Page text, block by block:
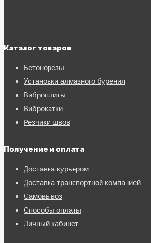
Каталог товаров
Бетонорезы
Установки алмазного бурения
Виброплиты
Виброкатки
Резчики швов
Получение и оплата
Доставка курьером
Доставка транспортной компанией
Самовывоз
Способы оплаты
Личный кабинет